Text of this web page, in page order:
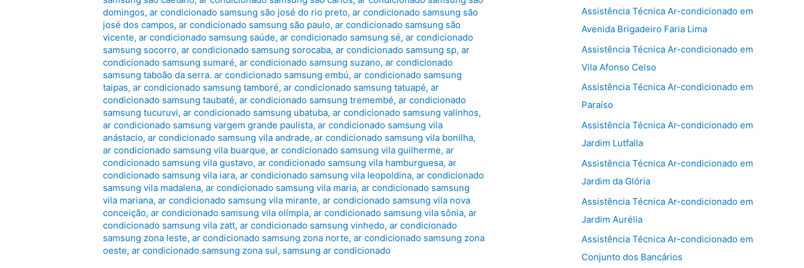
domingos,ar condicionado samsung são josé do rio preto,ar condicionado samsung são
josé dos campos,ar condicionado samsung são paulo,ar condicionado samsung são
vicente,ar condicionado samsung saúde,ar condicionado samsung sé,ar condicionado
samsung socorro,ar condicionado samsung sorocaba,ar condicionado samsung sp,ar
condicionado samsung sumaré,ar condicionado samsung suzano,ar condicionado
samsung taboão da serra. ar condicionado samsung embú,ar condicionado samsung
taipas,ar condicionado samsung tamboré,ar condicionado samsung tatuapé,ar
condicionado samsung taubaté,ar condicionado samsung tremembé,ar condicionado
samsung tucuruvi,ar condicionado samsung ubatuba,ar condicionado samsung valinhos,
ar condicionado samsung vargem grande paulista,ar condicionado samsung vila
anástacio,ar condicionado samsung vila andrade,ar condicionado samsung vila bonilha,
ar condicionado samsung vila buarque,ar condicionado samsung vila guilherme,ar
condicionado samsung vila gustavo,ar condicionado samsung vila hamburguesa,ar
condicionado samsung vila iara,ar condicionado samsung vila leopoldina,ar condicionado
samsung vila madalena,ar condicionado samsung vila maria,ar condicionado samsung
vila mariana,ar condicionado samsung vila mirante,ar condicionado samsung vila nova
conceição,ar condicionado samsung vila olímpia,ar condicionado samsung vila sônia,ar
condicionado samsung vila zatt,ar condicionado samsung vinhedo,ar condicionado
samsung zona leste,ar condicionado samsung zona norte,ar condicionado samsung zona
oeste,ar condicionado samsung zona sul, samsung ar condicionado
Assistência Técnica Ar-condicionado em
Avenida Brigadeiro Faria Lima
Assistência Técnica Ar-condicionado em
Vila Afonso Celso
Assistência Técnica Ar-condicionado em
Paraíso
Assistência Técnica Ar-condicionado em
Jardim Lutfalla
Assistência Técnica Ar-condicionado em
Jardim da Glória
Assistência Técnica Ar-condicionado em
Jardim Aurélia
Assistência Técnica Ar-condicionado em
Conjunto dos Bancários